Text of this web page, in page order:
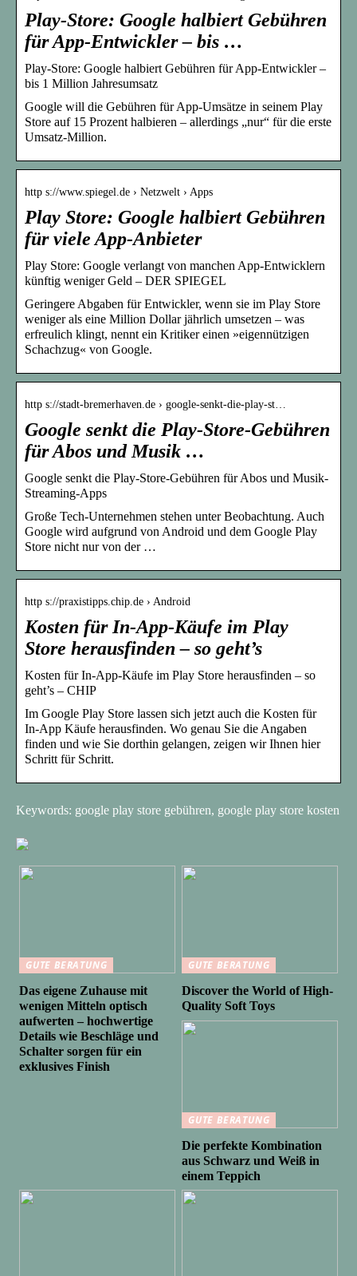
Play-Store: Google halbiert Gebühren
für App-Entwickler – bis …
Play-Store: Google halbiert Gebühren für App-Entwickler –
bis 1 Million Jahresumsatz
Google will die Gebühren für App-Umsätze in seinem Play
Store auf 15 Prozent halbieren – allerdings „nur“ für die erste
Umsatz-Million.
http s://www.spiegel.de › Netzwelt › Apps
Play Store: Google halbiert Gebühren
für viele App-Anbieter
Play Store: Google verlangt von manchen App-Entwicklern
künftig weniger Geld – DER SPIEGEL
Geringere Abgaben für Entwickler, wenn sie im Play Store
weniger als eine Million Dollar jährlich umsetzen – was
erfreulich klingt, nennt ein Kritiker einen »eigennützigen
Schachzug« von Google.
http s://stadt-bremerhaven.de › google-senkt-die-play-st…
Google senkt die Play-Store-Gebühren
für Abos und Musik …
Google senkt die Play-Store-Gebühren für Abos und Musik-
Streaming-Apps
Große Tech-Unternehmen stehen unter Beobachtung. Auch
Google wird aufgrund von Android und dem Google Play
Store nicht nur von der …
http s://praxistipps.chip.de › Android
Kosten für In-App-Käufe im Play
Store herausfinden – so geht’s
Kosten für In-App-Käufe im Play Store herausfinden – so
geht’s – CHIP
Im Google Play Store lassen sich jetzt auch die Kosten für
In-App Käufe herausfinden. Wo genau Sie die Angaben
finden und wie Sie dorthin gelangen, zeigen wir Ihnen hier
Schritt für Schritt.
Keywords: google play store gebühren, google play store kosten
GUTE BERATUNG
Das eigene Zuhause mit
wenigen Mitteln optisch
aufwerten – hochwertige
Details wie Beschläge und
Schalter sorgen für ein
exklusives Finish
GUTE BERATUNG
Discover the World of High-
Quality Soft Toys
GUTE BERATUNG
Die perfekte Kombination
aus Schwarz und Weiß in
einem Teppich